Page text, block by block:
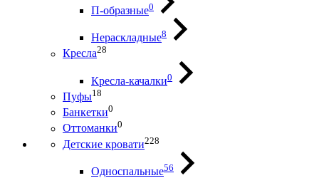
П-образные0
Нераскладные8
Кресла28
Кресла-качалки0
Пуфы18
Банкетки0
Оттоманки0
Детские кровати228
Односпальные56